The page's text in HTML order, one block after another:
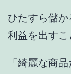
ひたすら儲か
利益を出すこ
「綺麗な商品